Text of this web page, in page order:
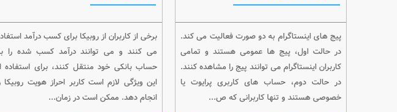
پیج های اینستاگرام به دو صورت فعالیت می کند.
در حالت اول، پیج ها عمومی هستند و تمامی
کاربران اینستاگرام می توانند پیج را مشاهده کنند.
در حالت دوم، حساب های کاربری پرایوت یا
خصوصی هستند و تنها کاربرانی که ص...
برخی از کاربران از روبیکا برای کسب درآمد
می کنند و می توانند درآمد کسب شده را
حساب بانکی خود منتقل کنند، برای استفاده
این ویژگی لازم است کاربر احراز هویت روبیکا
انجام دهد. ممکن است در زمان...